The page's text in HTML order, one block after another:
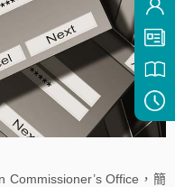
Office，簡